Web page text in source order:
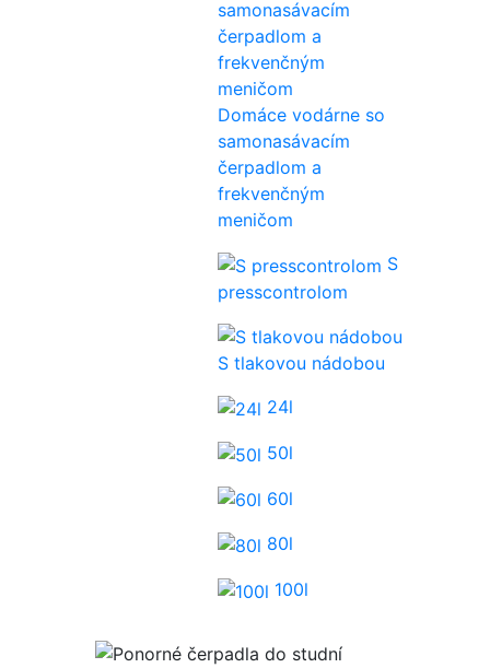
Domáce vodárne so
samonasávacím
čerpadlom a
frekvenčným
meničom
S
presscontrolom
S tlakovou nádobou
24l
50l
60l
80l
100l